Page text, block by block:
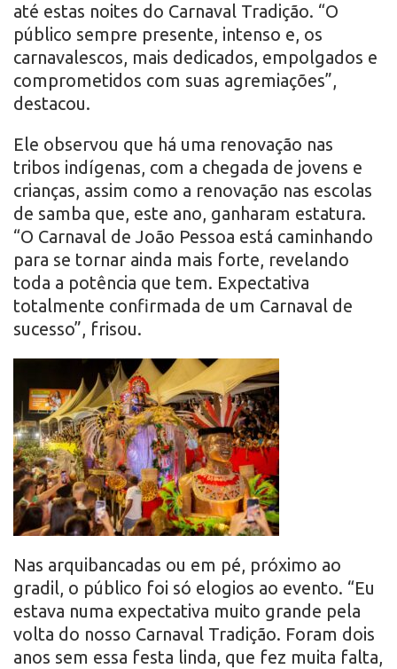
até estas noites do Carnaval Tradição. “O
público sempre presente, intenso e, os
carnavalescos, mais dedicados, empolgados e
comprometidos com suas agremiações”,
destacou.
Ele observou que há uma renovação nas
tribos indígenas, com a chegada de jovens e
crianças, assim como a renovação nas escolas
de samba que, este ano, ganharam estatura.
“O Carnaval de João Pessoa está caminhando
para se tornar ainda mais forte, revelando
toda a potência que tem. Expectativa
totalmente confirmada de um Carnaval de
sucesso”, frisou.
Nas arquibancadas ou em pé, próximo ao
gradil, o público foi só elogios ao evento. “Eu
estava numa expectativa muito grande pela
volta do nosso Carnaval Tradição. Foram dois
anos sem essa festa linda, que fez muita falta,